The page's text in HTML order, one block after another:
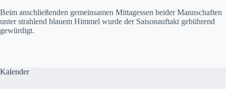
Beim anschließenden gemeinsamen Mittagessen beider Mannschaften
unter strahlend blauem Himmel wurde der Saisonauftakt gebührend
gewürdigt.
Kalender